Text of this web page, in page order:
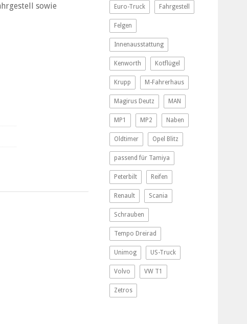
Euro-Truck Fahrgestell
Felgen
Innenausstattung
Kenworth Kotflügel
Krupp M-Fahrerhaus
Magirus Deutz MAN
MP1 MP2 Naben
Oldtimer Opel Blitz
passend für Tamiya
Peterbilt Reifen
Renault Scania
Schrauben
Tempo Dreirad
Unimog US-Truck
Volvo VW T1
Zetros
sowie